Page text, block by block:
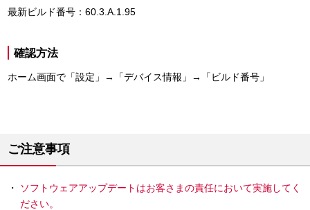
最新ビルド番号：60.3.A.1.95
確認方法
ホーム画面で「設定」→「デバイス情報」→「ビルド番号」
ご注意事項
ソフトウェアアップデートはお客さまの責任において実施してく
ださい。